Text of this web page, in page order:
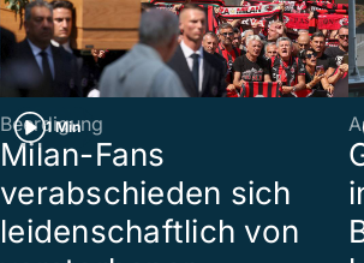
1 Min
Beerdigung
Milan-Fans
verabschieden sich
leidenschaftlich von